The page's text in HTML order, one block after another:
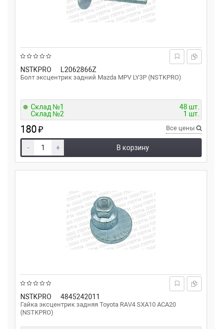
NSTKPRO L2062866Z
Болт эксцентрик задний Mazda MPV LY3P (NSTKPRO)
Склад №1
48 шт.
Склад №2
1 шт.
180₽ Все цены
- + В корзину
NSTKPRO 4845242011
Гайка эксцентрик задняя Toyota RAV4 SXA10 ACA20
(NSTKPRO)